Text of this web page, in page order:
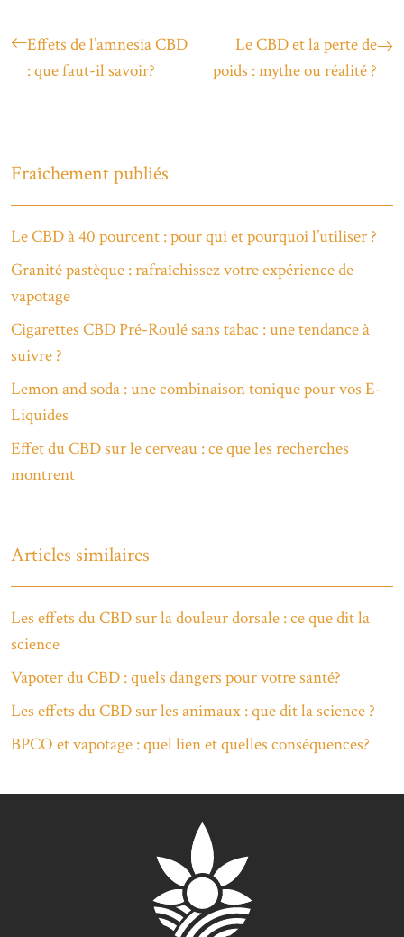
Effets de l’amnesia CBD
: que faut-il savoir?
Le CBD et la perte de
poids : mythe ou réalité ?
Fraîchement publiés
Le CBD à 40 pourcent : pour qui et pourquoi l’utiliser ?
Granité pastèque : rafraîchissez votre expérience de
vapotage
Cigarettes CBD Pré-Roulé sans tabac : une tendance à
suivre ?
Lemon and soda : une combinaison tonique pour vos E-
Liquides
Effet du CBD sur le cerveau : ce que les recherches
montrent
Articles similaires
Les effets du CBD sur la douleur dorsale : ce que dit la
science
Vapoter du CBD : quels dangers pour votre santé?
Les effets du CBD sur les animaux : que dit la science ?
BPCO et vapotage : quel lien et quelles conséquences?